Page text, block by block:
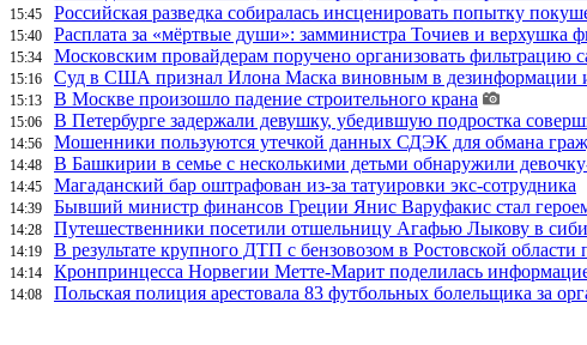
15:45 Российская разведка собиралась инсценировать попытку
15:40 Расплата за «мёртвые души»: замминистра Точиев и
15:34 Московским провайдерам поручено организовать фильтрацию
15:16 Суд в США признал Илона Маска виновным в дезинформации
15:13 В Москве произошло падение строительного крана
15:06 В Петербурге задержали девушку, убедившую подростка
14:56 Мошенники пользуются утечкой данных СДЭК для обмана
14:48 В Башкирии в семье с несколькими детьми обнаружили
14:45 Магаданский бар оштрафован из-за татуировки экс-сотрудника
14:39 Бывший министр финансов Греции Янис Варуфакис стал
14:28 Путешественники посетили отшельницу Агафью Лыкову в
14:19 В результате крупного ДТП с бензовозом в Ростовской области
14:14 Кронпринцесса Норвегии Метте-Марит поделилась
14:08 Польская полиция арестовала 83 футбольных болельщика за